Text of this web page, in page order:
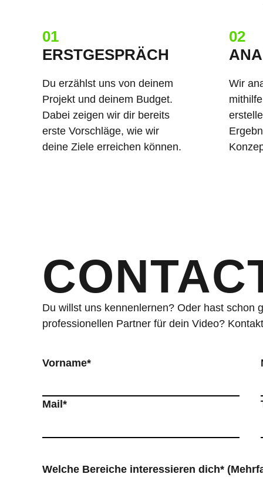
01
ERSTGESPRÄCH
Du erzählst uns von deinem
Projekt und deinem Budget.
Dabei zeigen wir dir bereits
erste Vorschläge, wie wir
deine Ziele erreichen können.
02
Wir
Du willst uns kennenlernen? Oder hast schon
professionellen Partner für dein Video?
Vorname*
Mail*
Welche Bereiche interessieren dich*